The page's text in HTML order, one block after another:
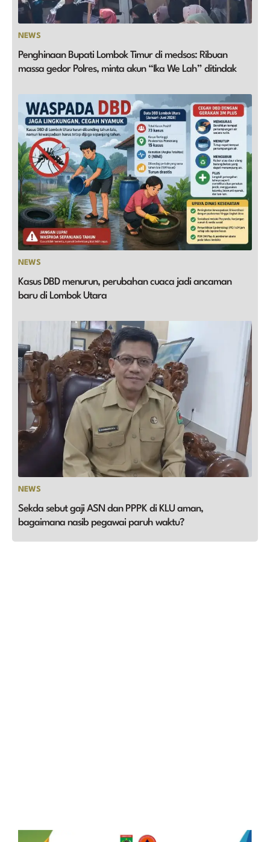
NEWS
Penghinaan Bupati Lombok Timur di medsos: Ribuan
massa gedor Polres, minta akun “Ika We Lah” ditindak
NEWS
Kasus DBD menurun, perubahan cuaca jadi ancaman
baru di Lombok Utara
NEWS
Sekda sebut gaji ASN dan PPPK di KLU aman,
bagaimana nasib pegawai paruh waktu?